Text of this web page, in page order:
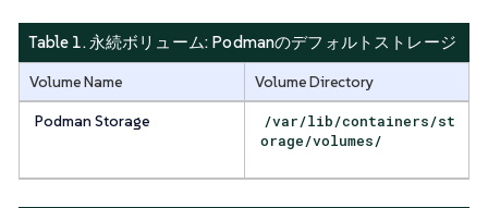
Table 1. 永続ボリューム: Podmanのデフォルトストレージ
Volume Name
Volume Directory
Podman Storage
/var/lib/containers/st
orage/volumes/